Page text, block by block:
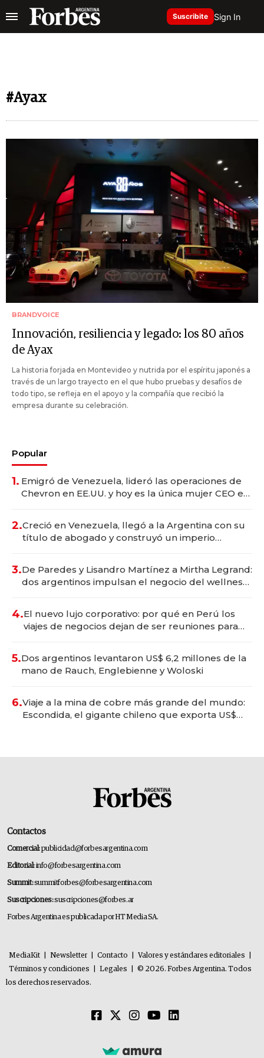
Suscribite Sign In
#Ayax
BRANDVOICE
Innovación, resiliencia y legado: los 80 años
de Ayax
La historia forjada en Montevideo y nutrida por el espíritu japonés a
través de un largo trayecto en el que hubo pruebas y desafíos de
todo tipo, se refleja en el apoyo y la compañía que recibió la
empresa durante su celebración.
Popular
1. Emigró de Venezuela, lideró las operaciones de
Chevron en EE.UU. y hoy es la única mujer CEO en
2.Creció en Venezuela, llegó a la Argentina con su
título de abogado y construyó un imperio
3.De Paredes y Lisandro Martínez a Mirtha Legrand:
dos argentinos impulsan el negocio del wellness
4.El nuevo lujo corporativo: por qué en Perú los
viajes de negocios dejan de ser reuniones para
5.Dos argentinos levantaron US$ 6,2 millones de la
mano de Rauch, Englebienne y Woloski
6.Viaje a la mina de cobre más grande del mundo:
Escondida, el gigante chileno que exporta US$
Contactos
Comercial:publicidad@forbesargentina.com
Editorial:info@forbesargentina.com
Summit:summitforbes@forbesargentina.com
Suscripciones:suscripciones@forbes.ar
Forbes Argentina es publicada por HT Media SA.
MediaKit Newsletter Contacto Valores y estándares editoriales
Términos y condiciones
Legales
© 2026. Forbes Argentina. Todos
los derechos reservados.